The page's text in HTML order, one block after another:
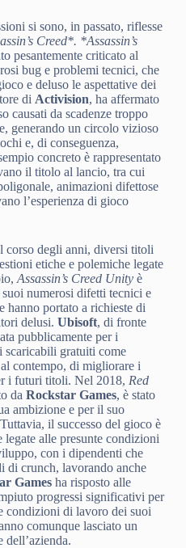
si sono, in passato, riflesse
Creed*. *Assassin’s
pesantemente criticato al
bug e problemi tecnici, che
e deluso le aspettative dei
di Activision, ha affermato
causati da scadenze troppo
generando un circolo vizioso
e, di conseguenza,
concreto è rappresentato
il titolo al lancio, tra cui
animazioni difettose
l’esperienza di gioco
corso degli anni, diversi titoli
etiche e polemiche legate
Assassin’s Creed Unityè
numerosi difetti tecnici e
hanno portato a richieste di
delusi. Ubisoft, di fronte
pubblicamente per i
scaricabili gratuiti come
contempo, di migliorare i
i futuri titoli. Nel 2018, Red
da Rockstar Games, è stato
ambizione e per il suo
il successo del gioco è
alle presunte condizioni
con i dipendenti che
di crunch, lavorando anche
Gamesha risposto alle
progressi significativi per
condizioni di lavoro dei suoi
comunque lasciato un
dell’azienda.